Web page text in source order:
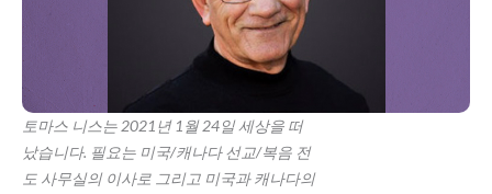
토마스 니스는 2021년 1월 24일 세상을 떠
났습니다. 필요는 미국/캐나다 선교/복음 전
도 사무실의 이사로 그리고 미국과 캐나다의